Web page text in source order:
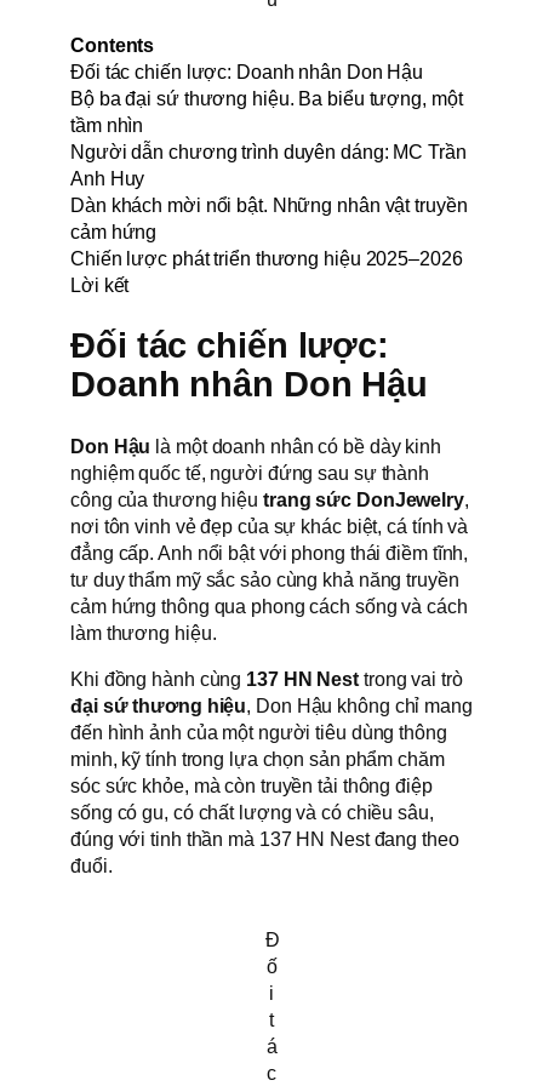
Contents
Đối tác chiến lược: Doanh nhân Don Hậu
Bộ ba đại sứ thương hiệu. Ba biểu tượng, một
tầm nhìn
Người dẫn chương trình duyên dáng: MC Trần
Anh Huy
Dàn khách mời nổi bật. Những nhân vật truyền
cảm hứng
Chiến lược phát triển thương hiệu 2025–2026
Lời kết
Đối tác chiến lược:
Doanh nhân Don Hậu
Don Hậu là một doanh nhân có bề dày kinh
nghiệm quốc tế, người đứng sau sự thành
công của thương hiệu trang sức DonJewelry,
nơi tôn vinh vẻ đẹp của sự khác biệt, cá tính và
đẳng cấp. Anh nổi bật với phong thái điềm tĩnh,
tư duy thẩm mỹ sắc sảo cùng khả năng truyền
cảm hứng thông qua phong cách sống và cách
làm thương hiệu.
Khi đồng hành cùng 137 HN Nest trong vai trò
đại sứ thương hiệu, Don Hậu không chỉ mang
đến hình ảnh của một người tiêu dùng thông
minh, kỹ tính trong lựa chọn sản phẩm chăm
sóc sức khỏe, mà còn truyền tải thông điệp
sống có gu, có chất lượng và có chiều sâu,
đúng với tinh thần mà 137 HN Nest đang theo
đuổi.
Đ
ố
i
t
á
c